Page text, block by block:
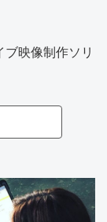
映像制作ソリ